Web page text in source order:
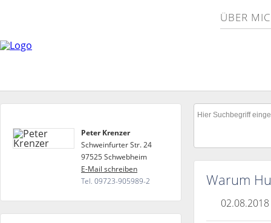
ÜBER
Peter Krenzer
Schweinfurter Str. 24
97525 Schwebheim
E-Mail schreiben
Tel. 09723-905989-2
Warum
02.08.2018